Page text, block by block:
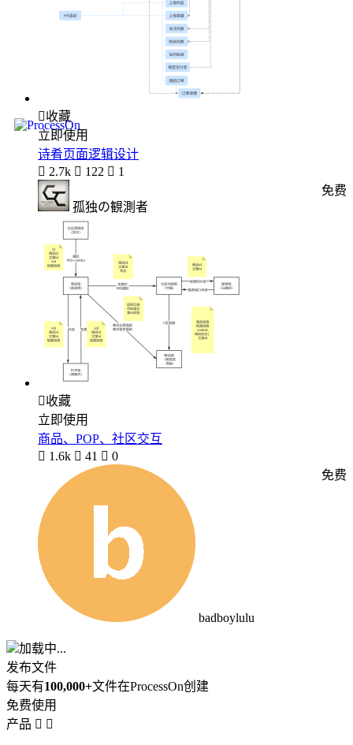
收藏
立即使用
诗肴页面逻辑设计
 2.7k  122  1
孤独の観測者
免费
收藏
立即使用
商品、POP、社区交互
 1.6k  41  0
badboylulu
免费
加载中...
发布文件
每天有100,000+文件在ProcessOn创建
免费使用
产品  